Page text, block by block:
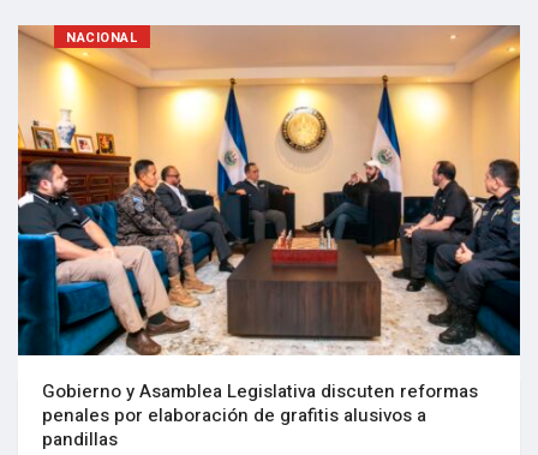
NACIONAL
Gobierno y Asamblea Legislativa discuten reformas
penales por elaboración de grafitis alusivos a
pandillas